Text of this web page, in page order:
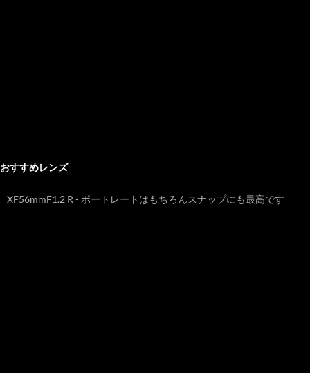
おすすめレンズ
XF56mmF1.2 R - ポートレートはもちろんスナップにも最高です